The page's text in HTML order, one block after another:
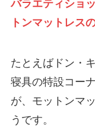
バラエティショ
トンマットレス
たとえばドン・
寝具の特設コー
が、モットンマ
うです。